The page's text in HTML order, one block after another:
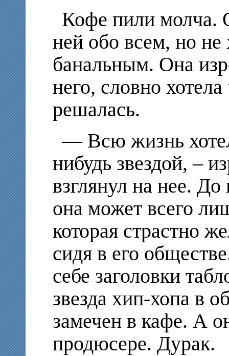
Кофе пили молча.
ней обо всем, но не
банальным. Она
него, словно
решалась.
— Всю жизнь
нибудь звездой, –
взглянул на нее.
она может всего
которая страстно
сидя в его
себе заголовки
звезда хип-хопа в
замечен в кафе. А
продюсере. Дурак.